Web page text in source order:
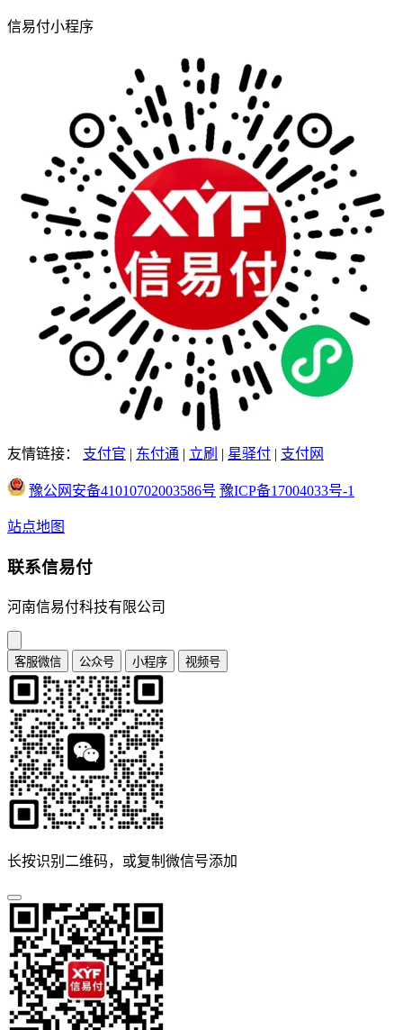
信易付小程序
友情链接： 支付官 | 东付通 | 立刷 | 星驿付 | 支付网
豫公网安备41010702003586号 豫ICP备17004033号-1
站点地图
联系信易付
河南信易付科技有限公司
客服微信 公众号 小程序 视频号
长按识别二维码，或复制微信号添加